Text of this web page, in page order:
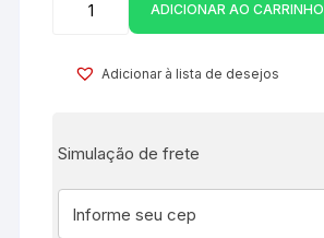
ADICIONAR AO CARRINHO
Adicionar à lista de desejos
Simulação de frete